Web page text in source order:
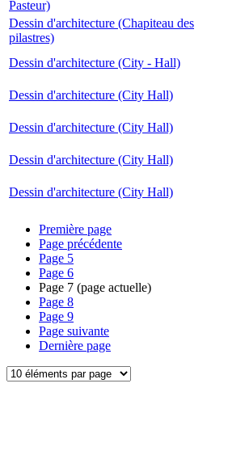
Pasteur)
Dessin d'architecture (Chapiteau des
pilastres)
Dessin d'architecture (City - Hall)
Dessin d'architecture (City Hall)
Dessin d'architecture (City Hall)
Dessin d'architecture (City Hall)
Dessin d'architecture (City Hall)
Première page
Page précédente
Page 5
Page 6
Page 7 (page actuelle)
Page 8
Page 9
Page suivante
Dernière page